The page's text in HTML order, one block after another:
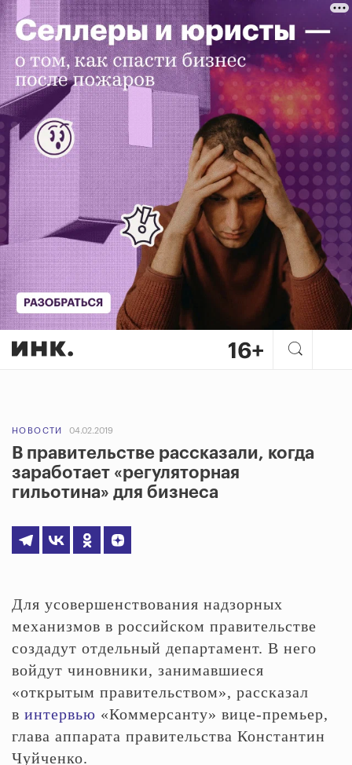
НОВОСТИ 04.02.2019
В правительстве рассказали, когда
заработает «регуляторная
гильотина» для бизнеса
Для усовершенствования надзорных
механизмов в российском правительстве
создадут отдельный департамент. В него
войдут чиновники, занимавшиеся
«открытым правительством», рассказал
в интервью «Коммерсанту» вице-премьер,
глава аппарата правительства Константин
Чуйченко.